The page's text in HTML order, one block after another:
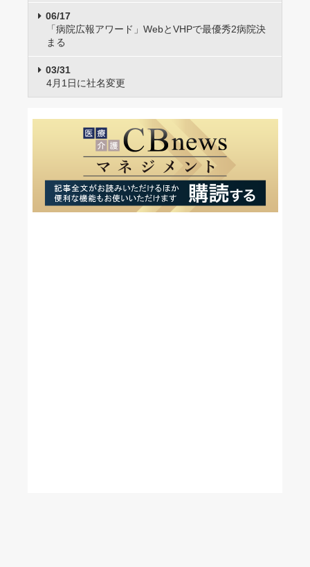
06/17
「病院広報アワード」WebとVHPで最優秀2病院決
まる
03/31
4月1日に社名変更